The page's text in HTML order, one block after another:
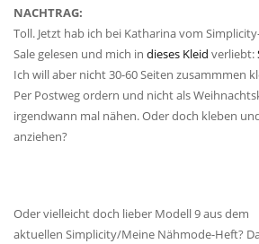
NACHTRAG:
Toll. Jetzt hab ich bei Katharina vom
Sale gelesen und mich in dieses Kleid verliebt:
Ich will aber nicht 30-60 Seiten zusammmen
Per Postweg ordern und nicht als
irgendwann mal nähen. Oder doch kleben
anziehen?
Oder vielleicht doch lieber Modell 9 aus dem
aktuellen Simplicity/Meine Nähmode-Heft?